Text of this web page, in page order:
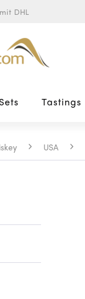
DHL
Sets Tastings
USA